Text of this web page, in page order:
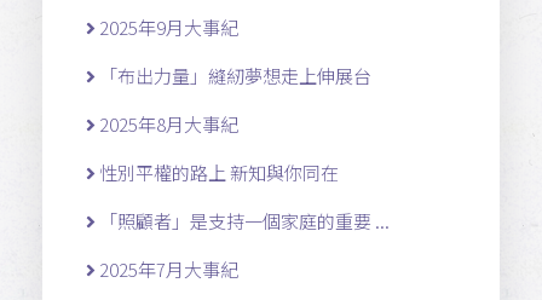
2025年9月大事紀
「布出力量」縫紉夢想走上伸展台
2025年8月大事紀
性別平權的路上 新知與你同在
「照顧者」是支持一個家庭的重要 ...
2025年7月大事紀